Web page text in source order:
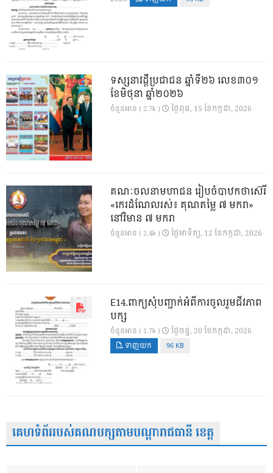
ទស្សនាវដ្ដីប្រជាជន ឆ្នាំទី២៦ លេខ៣០១
ខែមិថុនា ឆ្នាំ២០២៦
ចំនួនអាន ( 2.7k ) ថ្ងៃ​ពុធ, 15 ខែ​កក្កដា, 2026
គណៈចលនាមហាជន រៀបចំបាឋកថាស៊េរី
«កេរដំណែលរស់៖ គុណតម្លៃ ៧ មករា»
នៅវិមាន ៧ មករា
ចំនួនអាន ( 2.4k ) ថ្ងៃ​អាទិត្យ, 12 ខែ​កក្កដា, 2026
E14.ពាក្យសុំបញ្ជាក់អំពីការចូលរួមជីវភាព
បក្ស
ចំនួនអាន ( 1.7k ) ថ្ងៃ​ចន្ទ, 20 ខែ​កក្កដា, 2026
ទាញយក 96 KB
គេហទំព័ររបស់គណបក្សតាមបណ្តារាជធានី ខេត្ត